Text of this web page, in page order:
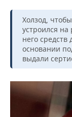
КИБЕРСПОРТ
ФИГУРНОЕ
ХОККЕЙ С
КУЛЬТУРА
МЕДИЦИНА
СПИСОК
Холзод,
устроился на
него
основании
выдали